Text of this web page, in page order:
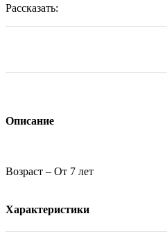
Рассказать:
Описание
Возраст – От 7 лет
Характеристики